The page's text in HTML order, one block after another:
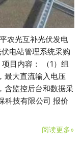
农光互补光伏发电
电站管理系统采购
目内容： （1）组
最大直流输入电压
含监控后台和数据采
科技有限公司 报价
阅读更多»